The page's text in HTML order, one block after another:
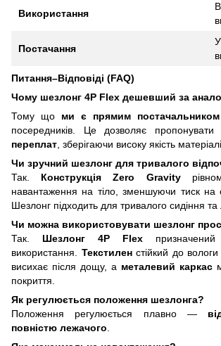
Використання
Постачання
Питання–Відповіді (FAQ)
Чому шезлонг 4P Flex дешевший за
Тому що ми є прямим постачальником
посередників. Це дозволяє пропонувати
переплат, зберігаючи високу якість
Чи зручний шезлонг для тривалого
Так. Конструкція Zero Gravity
навантаження на тіло, зменшуючи тиск на
Шезлонг підходить для тривалого сидіння
Чи можна використовувати шезлонг
Так. Шезлонг 4P Flex
використання. Текстиленстійкий до
висихає після дощу, а металевий каркас
покриття.
Як регулюється положення шезлонга?
Положення регулюється плавно —
повністю лежачого.